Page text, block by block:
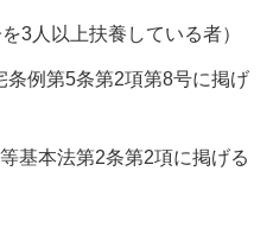
3人以上扶養している者）
条例第5条第2項第8号に掲げ
基本法第2条第2項に掲げる